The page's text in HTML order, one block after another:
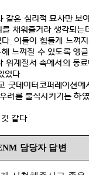
같은 심리적 묘사만 보
채워줄거라 생각되는
다.이들이 힘들게 느껴
느껴질 수 있도록 앵
위계질서 속에서의 동
었다
굿데이터코퍼레이션에
려를 불식시키기는 하
같다
담당자 답변